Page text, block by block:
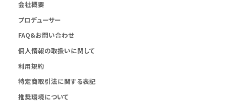
会社概要
プロデューサー
FAQ&お問い合わせ
個人情報の取扱いに関して
利用規約
特定商取引法に関する表記
推奨環境について